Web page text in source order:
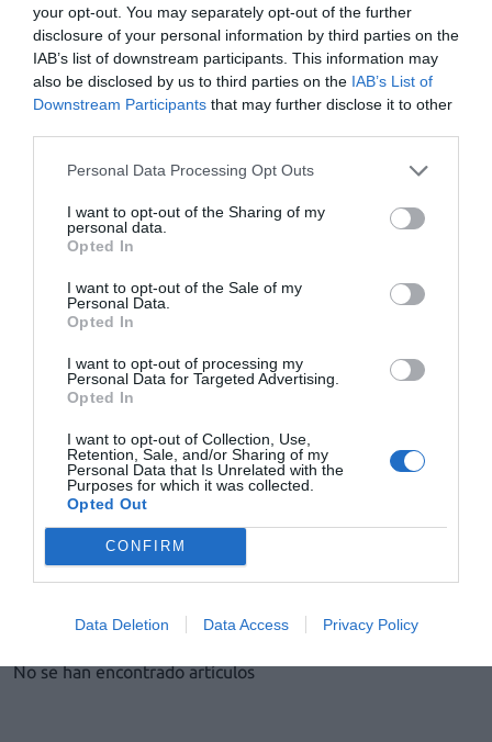
your opt-out. You may separately opt-out of the further
disclosure of your personal information by third parties on the
IAB’s list of downstream participants. This information may
also be disclosed by us to third parties on the IAB’s List of
Downstream Participants that may further disclose it to other
Personal Data Processing Opt Outs
I want to opt-out of the Sharing of my
personal data.
Opted In
I want to opt-out of the Sale of my
Personal Data.
Opted In
I want to opt-out of processing my
Personal Data for Targeted Advertising.
Opted In
I want to opt-out of Collection, Use,
Retention, Sale, and/or Sharing of my
Personal Data that Is Unrelated with the
Purposes for which it was collected.
Opted Out
CONFIRM
Data Deletion Data Access Privacy Policy
Noticias y novedades
Redacción
09/07/2020
El Consejo General de Colegios Oficiales de
Farmacéuticos ha presentado hoy la
campaña «Siempre de Guardia», con la que,
reviviendo la famosa serie Farmacia de
profesionales sanitarios farmacéuticos por
FEFE reclama la remuneración de las
12/11/2019
sufren los profesionales de la farmacia
frente al resto de los profesionales de la
realizar, según establece la ley del año 1997.
En consecuencia, exigen que se modifique el
artículo 6 de dicha Ley y que «nos
equiparemos a los países de la Unión en
pacientes».
Lo más leído
No se han encontrado artículos